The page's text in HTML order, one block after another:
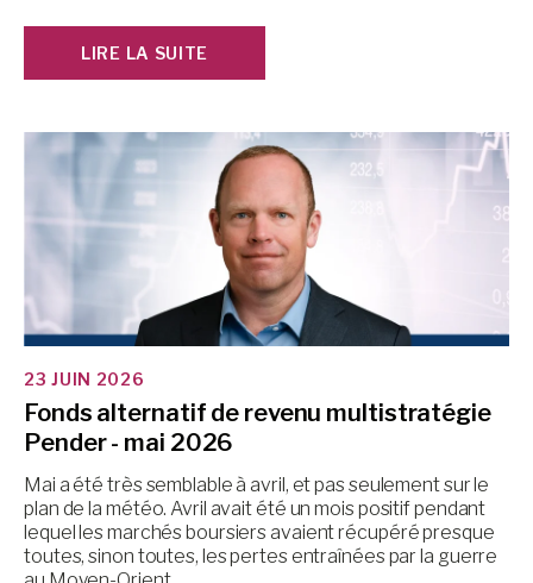
LIRE LA SUITE
23 JUIN 2026
Fonds alternatif de revenu multistratégie
Pender - mai 2026
Mai a été très semblable à avril, et pas seulement sur le
plan de la météo. Avril avait été un mois positif pendant
lequel les marchés boursiers avaient récupéré presque
toutes, sinon toutes, les pertes entraînées par la guerre